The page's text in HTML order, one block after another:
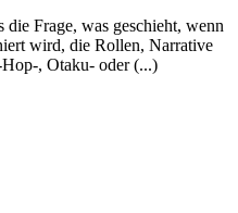
Frage, was geschieht, wenn
wird, die Rollen, Narrative
, Otaku- oder (...)